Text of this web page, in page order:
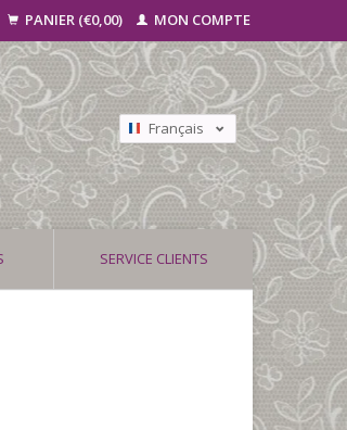
PANIER (€0,00) MON COMPTE
Français
Nederlands
Deutsch
SERVICE CLIENTS